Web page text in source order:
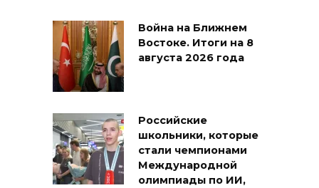
Война на Ближнем
Востоке. Итоги на 8
августа 2026 года
Российские
школьники, которые
стали чемпионами
Международной
олимпиады по ИИ,